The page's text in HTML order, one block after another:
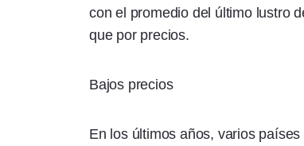
con el promedio del último lustro
que por precios.
Bajos precios
En los últimos años, varios